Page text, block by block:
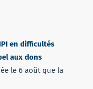
en difficultés
aux dons
le 6 août que la